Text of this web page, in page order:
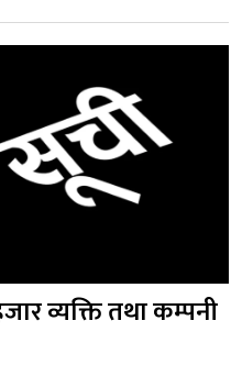
व्यक्ति तथा कम्पनी